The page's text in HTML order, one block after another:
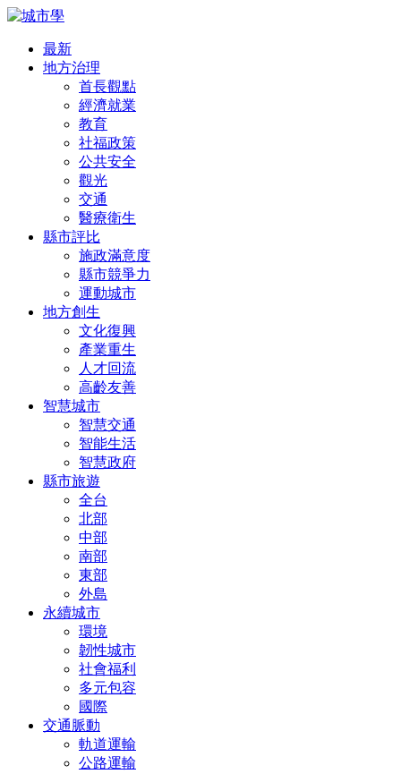
最新
地方治理
首長觀點
經濟就業
教育
社福政策
公共安全
觀光
交通
醫療衛生
縣市評比
施政滿意度
縣市競爭力
運動城市
地方創生
文化復興
產業重生
人才回流
高齡友善
智慧城市
智慧交通
智能生活
智慧政府
縣市旅遊
全台
北部
中部
南部
東部
外島
永續城市
環境
韌性城市
社會福利
多元包容
國際
交通脈動
軌道運輸
公路運輸